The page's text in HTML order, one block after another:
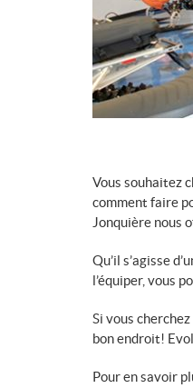
Vous souhaitez
comment faire
Jonquière nous
Qu’il s’agisse
l’équiper, vous
Si vous
bon endroit!
Pour en savoir